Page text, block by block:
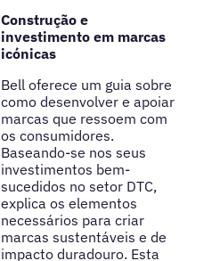
Construção e
investimento em marcas
icónicas
Bell oferece um guia sobre
como desenvolver e apoiar
marcas que ressoem com
os consumidores.
Baseando-se nos seus
investimentos bem-
sucedidos no setor DTC,
explica os elementos
necessários para criar
marcas sustentáveis e de
impacto duradouro. Esta